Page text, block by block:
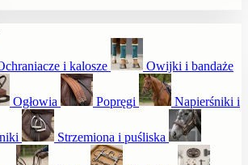
i kalosze Owijki i bandaże
Ogłowia Popręgi Napierśniki i
Strzemiona i puśliska